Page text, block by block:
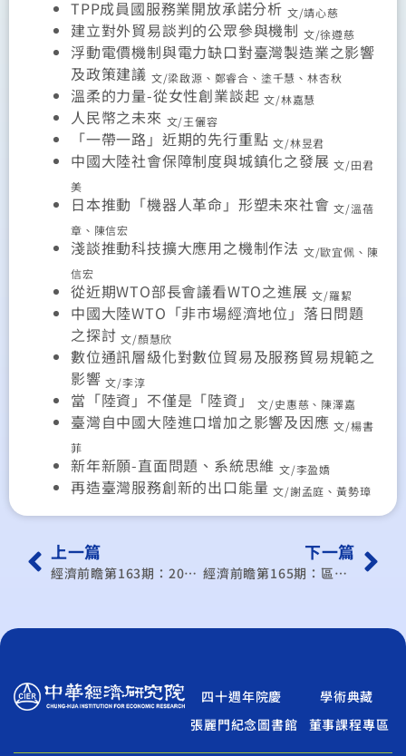
TPP成員國服務業開放承諾分析 文/靖心慈
建立對外貿易談判的公眾參與機制 文/徐遵慈
浮動電價機制與電力缺口對臺灣製造業之影響
及政策建議 文/梁啟源、鄭睿合、塗千慧、林杏秋
溫柔的力量-從女性創業談起文/林嘉慧
人民幣之未來 文/王儷容
「一帶一路」近期的先行重點文/林昱君
中國大陸社會保障制度與城鎮化之發展文/田君
美
日本推動「機器人革命」形塑未來社會文/溫蓓
章、陳信宏
淺談推動科技擴大應用之機制作法 文/歐宜佩、陳
信宏
從近期WTO部長會議看WTO之進展文/羅絜
中國大陸WTO「非市場經濟地位」落日問題
之探討文/顏慧欣
數位通訊層級化對數位貿易及服務貿易規範之
影響文/李淳
當「陸資」不僅是「陸資」文/史惠慈、陳澤嘉
臺灣自中國大陸進口增加之影響及因應文/楊書
菲
新年新願-直面問題、系統思維文/李盈嬌
再造臺灣服務創新的出口能量文/謝孟庭、黃勢璋
上一篇
經濟前瞻第163期：2016年全球經濟展望
下一篇
經濟前瞻第165期：區域經濟整合‧臺灣的夢與靨──如何因應TPP國際產業新賽局
四十週年院慶
學術典藏
張麗門紀念圖書館
董事課程專區